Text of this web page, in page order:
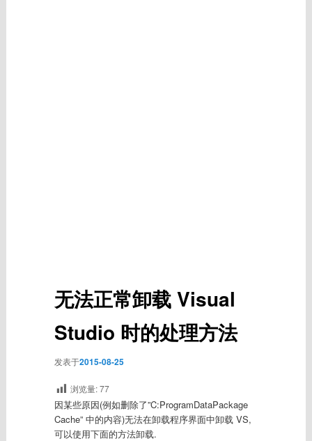
无法正常卸载 Visual
Studio 时的处理方法
发表于2015-08-25
浏览量:77
因某些原因(例如删除了”C:ProgramDataPackage
Cache” 中的内容)无法在卸载程序界面中卸载 VS,
可以使用下面的方法卸载.